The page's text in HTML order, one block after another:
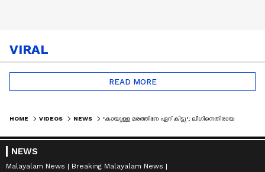
VIRAL
READ MORE
HOME VIDEOS NEWS
NEWS
Malayalam News
Breaking Malayalam News